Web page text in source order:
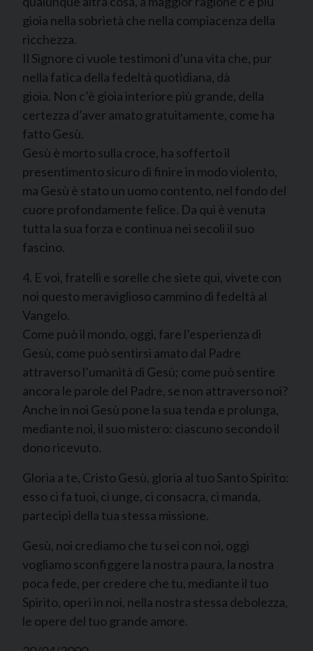
gioia nella sobrietà che nella compiacenza della
ricchezza.
Il Signore ci vuole testimoni d’una vita che, pur
nella fatica della fedeltà quotidiana, dà
gioia. Non c’è gioia interiore più grande, della
certezza d’aver amato gratuitamente, come ha
fatto Gesù.
Gesù è morto sulla croce, ha sofferto il
presentimento sicuro di finire in modo violento,
ma Gesù è stato un uomo contento, nel fondo del
cuore profondamente felice. Da qui è venuta
tutta la sua forza e continua nei secoli il suo
fascino.
4. E voi, fratelli e sorelle che siete qui, vivete con
noi questo meraviglioso cammino di fedeltà al
Vangelo.
Come può il mondo, oggi, fare l’esperienza di
Gesù, come può sentirsi amato dal Padre
attraverso l’umanità di Gesù; come può sentire
ancora le parole del Padre, se non attraverso noi?
Anche in noi Gesù pone la sua tenda e prolunga,
mediante noi, il suo mistero: ciascuno secondo il
dono ricevuto.
Gloria a te, Cristo Gesù, gloria al tuo Santo Spirito:
esso ci fa tuoi, ci unge, ci consacra, ci manda,
partecipi della tua stessa missione.
Gesù, noi crediamo che tu sei con noi, oggi
vogliamo sconfiggere la nostra paura, la nostra
poca fede, per credere che tu, mediante il tuo
Spirito, operi in noi, nella nostra stessa debolezza,
le opere del tuo grande amore.